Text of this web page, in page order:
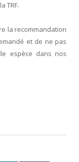
TRF.
la recommandation
et de ne pas
espèce dans nos